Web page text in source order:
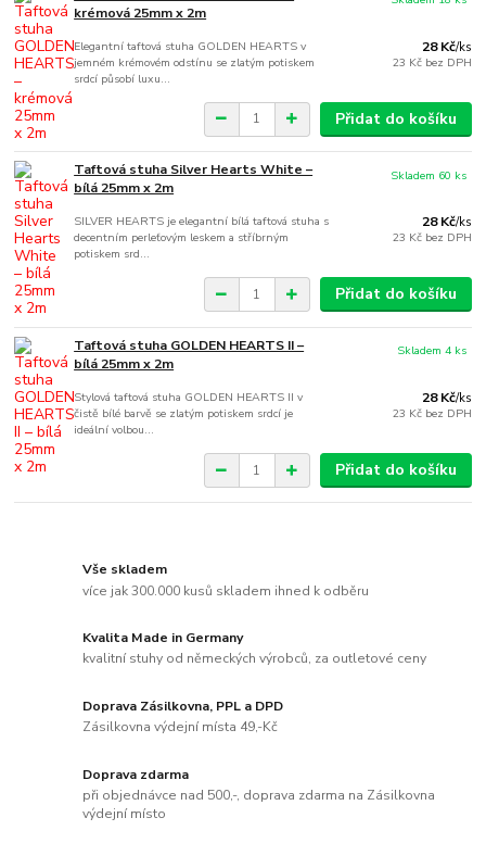
krémová 25mm x 2m
Elegantní taftová stuha GOLDEN HEARTS v
jemném krémovém odstínu se zlatým potiskem
srdcí působí luxu...
28 Kč/ks
23 Kč bez DPH
Přidat do košíku
Taftová stuha Silver Hearts White –
bílá 25mm x 2m
SILVER HEARTS je elegantní bílá taftová stuha s
decentním perleťovým leskem a stříbrným
potiskem srd...
28 Kč/ks
23 Kč bez DPH
Skladem 60 ks
Přidat do košíku
Taftová stuha GOLDEN HEARTS II –
bílá 25mm x 2m
Stylová taftová stuha GOLDEN HEARTS II v
čistě bílé barvě se zlatým potiskem srdcí je
ideální volbou...
28 Kč/ks
23 Kč bez DPH
Skladem 4 ks
Přidat do košíku
Vše skladem
více jak 300.000 kusů skladem ihned k odběru
Kvalita Made in Germany
kvalitní stuhy od německých výrobců, za outletové ceny
Doprava Zásilkovna, PPL a DPD
Zásilkovna výdejní místa 49,-Kč
Doprava zdarma
při objednávce nad 500,-, doprava zdarma na Zásilkovna
výdejní místo